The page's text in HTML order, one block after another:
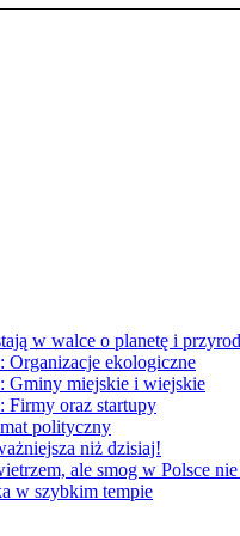
w walce o planetę i
Organizacje ekologiczne
Gminy miejskie i wiejskie
Firmy oraz startupy
polityczny
niż dzisiaj!
ale smog w Polsce nie
w szybkim tempie